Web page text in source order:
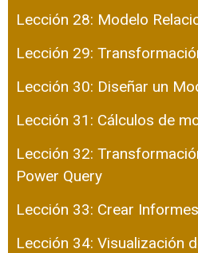
Lección 28: Modelo
Lección 29:
Lección 30: Diseñar un
Lección 31: Cálculos de
Lección 32:
Power Query
Lección 33: Crear Informes
Lección 34: Visualización